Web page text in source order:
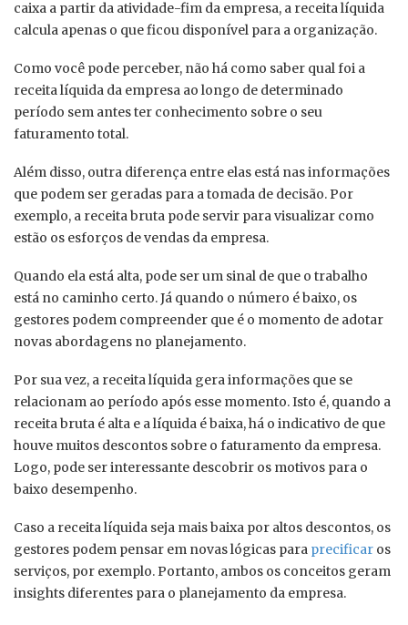
caixa a partir da atividade-fim da empresa, a receita líquida
calcula apenas o que ficou disponível para a organização.
Como você pode perceber, não há como saber qual foi a
receita líquida da empresa ao longo de determinado
período sem antes ter conhecimento sobre o seu
faturamento total.
Além disso, outra diferença entre elas está nas informações
que podem ser geradas para a tomada de decisão. Por
exemplo, a receita bruta pode servir para visualizar como
estão os esforços de vendas da empresa.
Quando ela está alta, pode ser um sinal de que o trabalho
está no caminho certo. Já quando o número é baixo, os
gestores podem compreender que é o momento de adotar
novas abordagens no planejamento.
Por sua vez, a receita líquida gera informações que se
relacionam ao período após esse momento. Isto é, quando a
receita bruta é alta e a líquida é baixa, há o indicativo de que
houve muitos descontos sobre o faturamento da empresa.
Logo, pode ser interessante descobrir os motivos para o
baixo desempenho.
Caso a receita líquida seja mais baixa por altos descontos, os
gestores podem pensar em novas lógicas para precificar os
serviços, por exemplo. Portanto, ambos os conceitos geram
insights diferentes para o planejamento da empresa.